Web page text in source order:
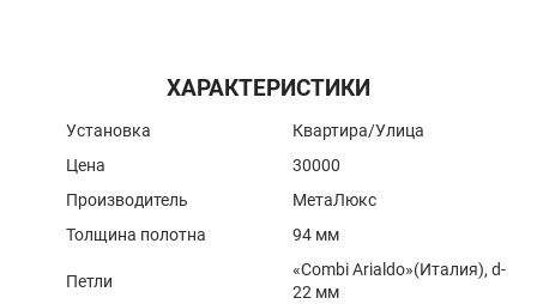
ХАРАКТЕРИСТИКИ
Установка
Квартира/Улица
Цена
30000
Производитель
МетаЛюкс
Толщина полотна
94 мм
Петли
«Combi Arialdo»(Италия), d-
22 мм